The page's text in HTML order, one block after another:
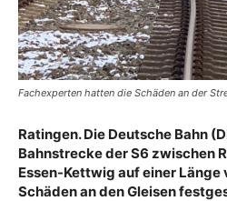
Fachexperten hatten die Schäden an der
Ratingen. Die Deutsche Bahn
Bahnstrecke der S6 zwischen
Essen-Kettwig auf einer Länge
Schäden an den Gleisen